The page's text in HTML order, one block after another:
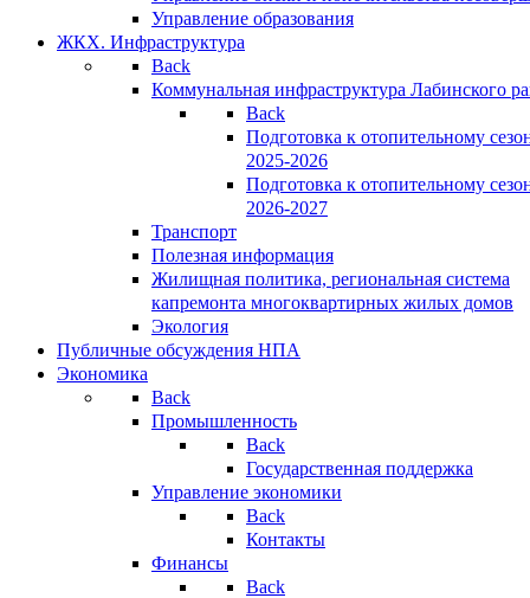
Управление образования
ЖКХ. Инфраструктура
Back
Коммунальная инфраструктура Лабинского
Back
Подготовка к отопительному
2025-2026
Подготовка к отопительному
2026-2027
Транспорт
Полезная информация
Жилищная политика, региональная система
капремонта многоквартирных жилых домов
Экология
Публичные обсуждения НПА
Экономика
Back
Промышленность
Back
Государственная поддержка
Управление экономики
Back
Контакты
Финансы
Back